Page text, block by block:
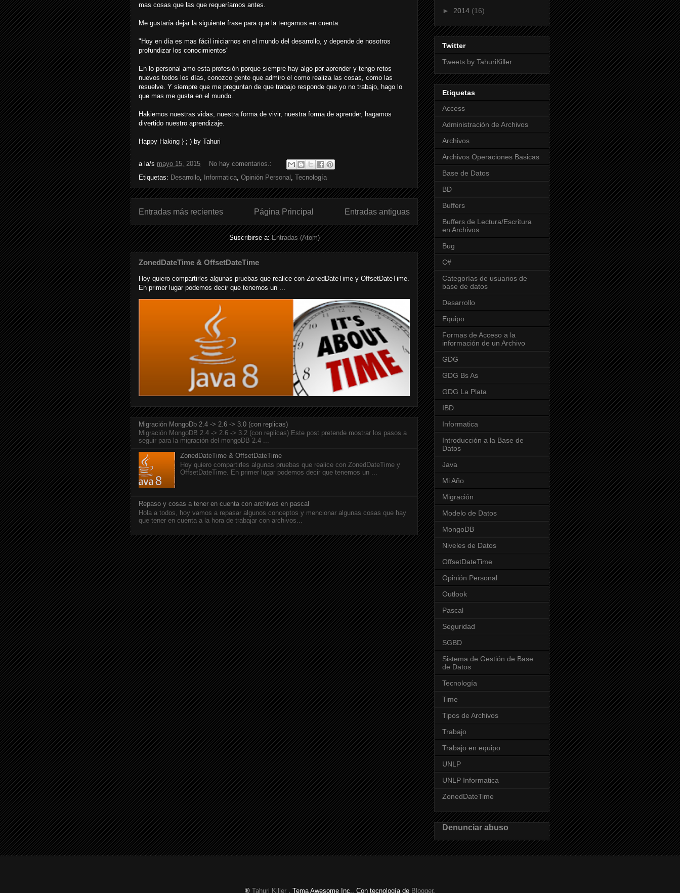
mas cosas que las que requeríamos antes.
Me gustaría dejar la siguiente frase para que la tengamos en cuenta:
"Hoy en día es mas fácil iniciarnos en el mundo del desarrollo, y depende de nosotros
profundizar los conocimientos"
En lo personal amo esta profesión porque siempre hay algo por aprender y tengo retos
nuevos todos los días, conozco gente que admiro el como realiza las cosas, como las
resuelve. Y siempre que me preguntan de que trabajo responde que yo no trabajo, hago lo
que mas me gusta en el mundo.
Hakiemos nuestras vidas, nuestra forma de vivir, nuestra forma de aprender, hagamos
divertido nuestro aprendizaje.
Happy Haking } ; ) by Tahuri
a la/s mayo 15, 2015
No hay comentarios.:
Etiquetas: Desarrollo, Informatica, Opinión Personal , Tecnología
Entradas más recientes Entradas antiguas
Página Principal
Suscribirse a:Entradas (Atom)
ZonedDateTime & OffsetDateTime
Hoy quiero compartirles algunas pruebas que realice con ZonedDateTime y OffsetDateTime.
En primer lugar podemos decir que tenemos un ...
Migración MongoDb 2.4 -> 2.6 -> 3.0 (con replicas)
Migración MongoDB 2.4 -> 2.6 -> 3.2 (con replicas) Este post pretende mostrar los pasos a
seguir para la migración del mongoDB 2.4 ...
ZonedDateTime & OffsetDateTime
Hoy quiero compartirles algunas pruebas que realice con ZonedDateTime y
OffsetDateTime. En primer lugar podemos decir que tenemos un ...
Repaso y cosas a tener en cuenta con archivos en pascal
Hola a todos, hoy vamos a repasar algunos conceptos y mencionar algunas cosas que hay
que tener en cuenta a la hora de trabajar con archivos...
► 2014 (16)
Twitter
Tweets by TahuriKiller
Etiquetas
Access
Administración de Archivos
Archivos
Archivos Operaciones Basicas
Base de Datos
BD
Buffers
Buffers de Lectura/Escritura
en Archivos
Bug
C#
Categorías de usuarios de
base de datos
Desarrollo
Equipo
Formas de Acceso a la
información de un Archivo
GDG
GDG Bs As
GDG La Plata
IBD
Informatica
Introducción a la Base de
Datos
Java
Mi Año
Migración
Modelo de Datos
MongoDB
Niveles de Datos
OffsetDateTime
Opinión Personal
Outlook
Pascal
Seguridad
SGBD
Sistema de Gestión de Base
de Datos
Tecnología
Time
Tipos de Archivos
Trabajo
Trabajo en equipo
UNLP
UNLP Informatica
ZonedDateTime
Denunciar abuso
® Tahuri Killer . Tema Awesome Inc.. Con tecnología de Blogger.